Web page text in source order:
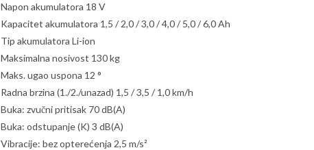
Napon akumulatora 18 V
Kapacitet akumulatora 1,5 / 2,0 / 3,0 / 4,0 / 5,0 / 6,0 Ah
Tip akumulatora Li-ion
Maksimalna nosivost 130 kg
Maks. ugao uspona 12 °
Radna brzina (1./2./unazad) 1,5 / 3,5 / 1,0 km/h
Buka: zvučni pritisak 70 dB(A)
Buka: odstupanje (K) 3 dB(A)
Vibracije: bez opterećenja 2,5 m/s²